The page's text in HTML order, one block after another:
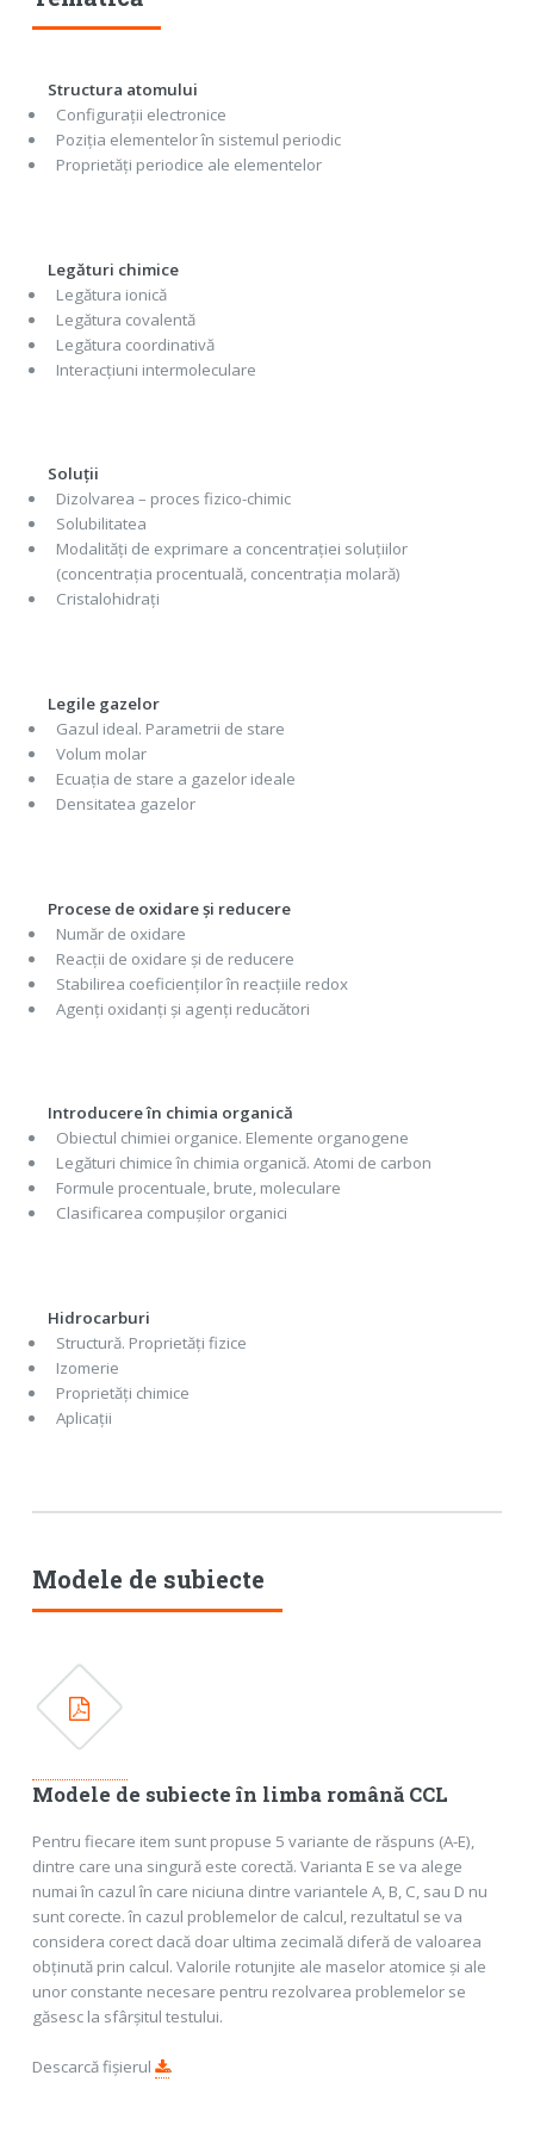
Structura atomului
Configurații electronice
Poziția elementelor în sistemul periodic
Proprietăți periodice ale elementelor
Legături chimice
Legătura ionică
Legătura covalentă
Legătura coordinativă
Interacțiuni intermoleculare
Soluții
Dizolvarea – proces fizico-chimic
Solubilitatea
Modalități de exprimare a concentrației soluțiilor
(concentrația procentuală, concentrația molară)
Cristalohidrați
Legile gazelor
Gazul ideal. Parametrii de stare
Volum molar
Ecuația de stare a gazelor ideale
Densitatea gazelor
Procese de oxidare și reducere
Număr de oxidare
Reacții de oxidare și de reducere
Stabilirea coeficienților în reacțiile redox
Agenți oxidanți și agenți reducători
Introducere în chimia organică
Obiectul chimiei organice. Elemente organogene
Legături chimice în chimia organică. Atomi de carbon
Formule procentuale, brute, moleculare
Clasificarea compușilor organici
Hidrocarburi
Structură. Proprietăți fizice
Izomerie
Proprietăți chimice
Aplicații
Modele de subiecte
Modele de subiecte în limba română CCL
Pentru fiecare item sunt propuse 5 variante de răspuns (A-E),
dintre care una singură este corectă. Varianta E se va alege
numai în cazul în care niciuna dintre variantele A, B, C, sau D nu
sunt corecte. în cazul problemelor de calcul, rezultatul se va
considera corect dacă doar ultima zecimală diferă de valoarea
obținută prin calcul. Valorile rotunjite ale maselor atomice și ale
unor constante necesare pentru rezolvarea problemelor se
găsesc la sfârșitul testului.
Descarcă fișierul .